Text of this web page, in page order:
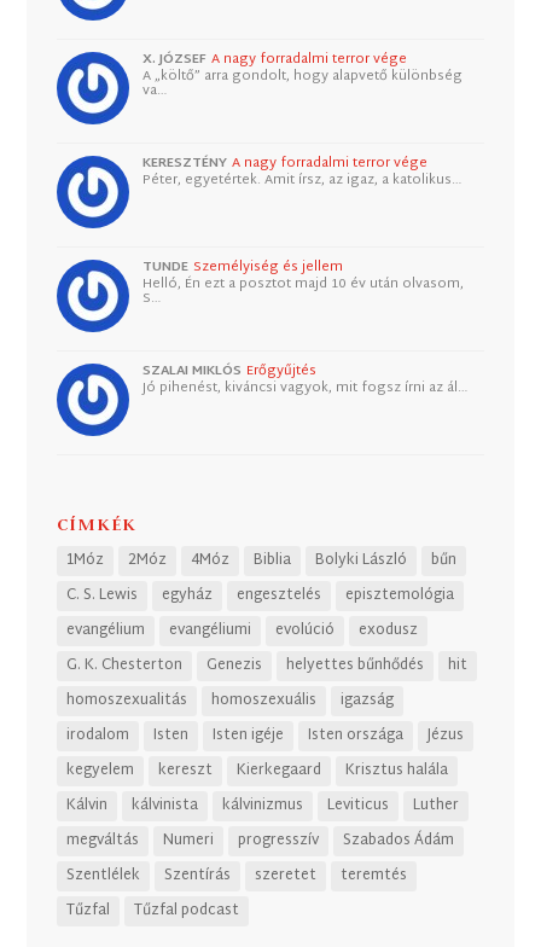
X. JÓZSEF A nagy forradalmi terror vége
A „költő” arra gondolt, hogy alapvető különbség
va…
KERESZTÉNY A nagy forradalmi terror vége
Péter, egyetértek. Amit írsz, az igaz, a katolikus…
TUNDE Személyiség és jellem
Helló, Én ezt a posztot majd 10 év után olvasom,
S…
SZALAI MIKLÓS Erőgyűjtés
Jó pihenést, kiváncsi vagyok, mit fogsz írni az ál…
CÍMKÉK
1Móz 2Móz 4Móz Biblia Bolyki László
bűn
C. S. Lewis
egyház engesztelés
episztemológia
evangélium
evangéliumi evolúció
exodusz
G. K. Chesterton
Genezis helyettes bűnhődés
hit
homoszexualitás
homoszexuális
igazság
irodalom
Isten Isten igéje Isten országa
Jézus
kegyelem
kereszt Kierkegaard
Krisztus halála
Kálvin
kálvinista kálvinizmus Leviticus
Luther
megváltás
Numeri progresszív
Szabados Ádám
Szentlélek
Szentírás szeretet
teremtés
Tűzfal
Tűzfal podcast